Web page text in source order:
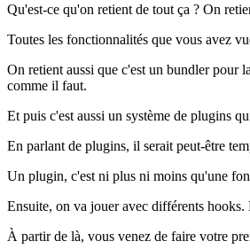
Qu'est-ce qu'on retient de tout ça ? On
Toutes les fonctionnalités que vous avez
On retient aussi que c'est un bundler pour
comme il faut.
Et puis c'est aussi un système de plugins
En parlant de plugins, il serait peut-être
Un plugin, c'est ni plus ni moins qu'une
Ensuite, on va jouer avec différents hooks.
À partir de là, vous venez de faire votre